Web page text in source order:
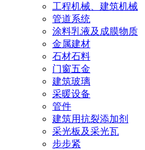
工程机械、建筑机械
管道系统
涂料乳液及成膜物质
金属建材
石材石料
门窗五金
建筑玻璃
采暖设备
管件
建筑用抗裂添加剂
采光板及采光瓦
步步紧